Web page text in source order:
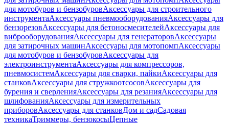
для мотобуров и бензобуровАксессуары для строительного
инструментаАксессуары пневмооборудованияАксессуары для
бензорезовАксессуары для бетоносмесителейАксессуары для
виброоборудованияАксессуары для генераторовАксессуары
для затирочных машинАксессуары для мотопомпАксессуары
для мотобуров и бензобуровАксессуары для
электроинструментаАксессуары для компрессоров,
пневмосистемАксессуары для сварки, пайкиАксессуары для
станковАксессуары для стружкоотсосовАксессуары для
бурения и сверленияАксессуары для резанияАксессуары для
шлифованияАксессуары для измерительных
приборовАксессуары для станковДом и садСадовая
техникаТриммеры, бензокосыЦепные